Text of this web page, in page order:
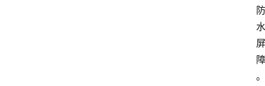
防
水
屏
障
。